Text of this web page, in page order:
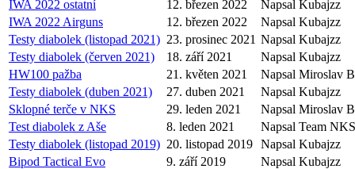
IWA 2022 ostatní 12. březen 2022
Napsal Kubajzz
IWA 2022 Airguns
12. březen 2022
Napsal Kubajzz
Testy diabolek (listopad 2021) 23. prosinec 2021 Napsal Kubajzz
Testy diabolek (červen 2021)
18. září 2021
Napsal Kubajzz
HW100 pažba
21. květen 2021
Napsal Miroslav
Testy diabolek (duben 2021)
27. duben 2021
Napsal Kubajzz
Sklopné terče v NKS
29. leden 2021
Napsal Miroslav
Test diabolek z Aše
8. leden 2021
Napsal Team NKS
Testy diabolek (listopad 2019) 20. listopad 2019 Napsal Kubajzz
Bipod Tactical Evo
9. září 2019
Napsal Kubajzz